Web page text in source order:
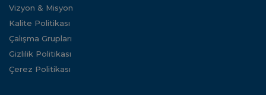
Vizyon & Misyon
Kalite Politikası
Çalışma Grupları
Gizlilik Politikası
Çerez Politikası